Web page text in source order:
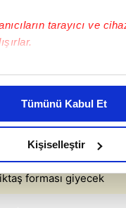
tarayıcı ve
vermeniz halinde
yaşatabiliriz.
daha iyi bir reklam
en iyi içerikleri
gösterdiğimizi ve
karşılamak
sizlere hatırlatmak
Tümünü Kabul Et
Kişiselleştir
forması giyecek